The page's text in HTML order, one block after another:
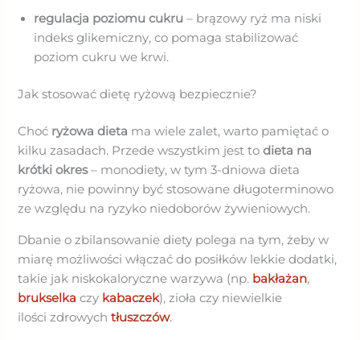
regulacja poziomu cukru – brązowy ryż ma niski
indeks glikemiczny, co pomaga stabilizować
poziom cukru we krwi.
Jak stosować dietę ryżową bezpiecznie?
Choć ryżowa dieta ma wiele zalet, warto pamiętać o
kilku zasadach. Przede wszystkim jest todieta na
krótki okres– monodiety, w tym 3-dniowa dieta
ryżowa, nie powinny być stosowane długoterminowo
ze względu na ryzyko niedoborów żywieniowych.
Dbanie o zbilansowanie diety polega na tym, żeby w
miarę możliwości włączać do posiłków lekkie dodatki,
takie jak niskokaloryczne warzywa (np. bakłażan,
brukselka czy kabaczek), zioła czy niewielkie
ilości zdrowychtłuszczów.